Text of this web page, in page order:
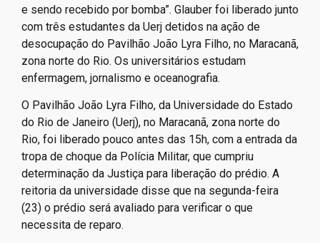
e sendo recebido por bomba”. Glauber foi liberado junto
com três estudantes da Uerj detidos na ação de
desocupação do Pavilhão João Lyra Filho, no Maracanã,
zona norte do Rio. Os universitários estudam
enfermagem, jornalismo e oceanografia.
O Pavilhão João Lyra Filho, da Universidade do Estado
do Rio de Janeiro (Uerj), no Maracanã, zona norte do
Rio, foi liberado pouco antes das 15h, com a entrada da
tropa de choque da Polícia Militar, que cumpriu
determinação da Justiça para liberação do prédio. A
reitoria da universidade disse que na segunda-feira
(23) o prédio será avaliado para verificar o que
necessita de reparo.